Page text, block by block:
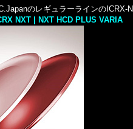
のレギュラーラインのICRX-
NXT | NXT HCD PLUS VARIA